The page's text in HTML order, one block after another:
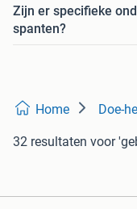
Zijn er specifieke
spanten?
Home Doe-
32 resultaten voor